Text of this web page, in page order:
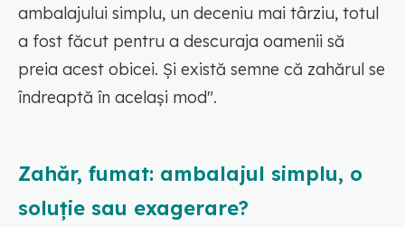
ambalajului simplu, un deceniu mai târziu, totul
a fost făcut pentru a descuraja oamenii să
preia acest obicei. Și există semne că zahărul se
îndreaptă în același mod".
Zahăr, fumat: ambalajul simplu, o
soluție sau exagerare?